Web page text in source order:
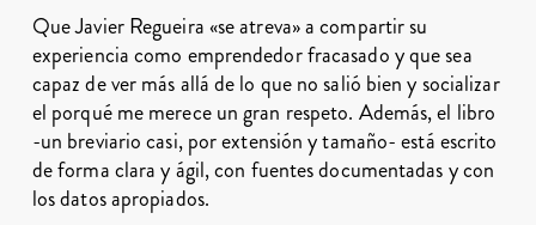
Que Javier Regueira «se atreva» a compartir su
experiencia como emprendedor fracasado y que sea
capaz de ver más allá de lo que no salió bien y socializar
el porqué me merece un gran respeto. Además, el libro
-un breviario casi, por extensión y tamaño- está escrito
de forma clara y ágil, con fuentes documentadas y con
los datos apropiados.